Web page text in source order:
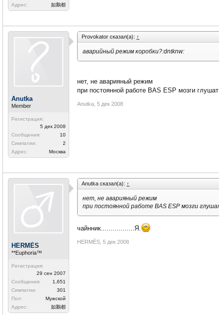
Адрес:
如鵝都
Anutka
Member
Регистрация:
5 дек 2008
Сообщения:
10
Симпатии:
2
Адрес:
Москва
Рrovоkator сказал(а): ↑
аварийный режим коробки?:dntknw:
нет, не аварияный режим
при постоянной работе BAS ESP мозги
Anutka 5 дек 2008
HERMÈS
**Euphoria™
Регистрация:
29 сен 2007
Сообщения:
1,651
Симпатии:
301
Пол:
Мужской
Адрес:
如鵝都
Anutka сказал(а): ↑
нет, не аварияный режим
при постоянной работе BAS ESP мозги
чайнник.................Я.
HERMÈS 5 дек 2008